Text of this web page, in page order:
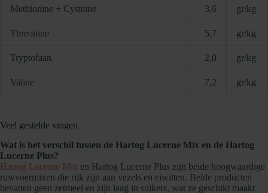
Methionine + Cysteïne 3,6 gr/kg
Threonine 5,7 gr/kg
Tryptofaan 2,0 gr/kg
Valine 7,2 gr/kg
Veel gestelde vragen
Wat is het verschil tussen de Hartog Lucerne Mix en de Hartog
Lucerne Plus?
Hartog Lucerne Mix en Hartog Lucerne Plus zijn beide hoogwaardige
ruwvoermixen die rijk zijn aan vezels en eiwitten. Beide producten
bevatten geen zetmeel en zijn laag in suikers, wat ze geschikt maakt